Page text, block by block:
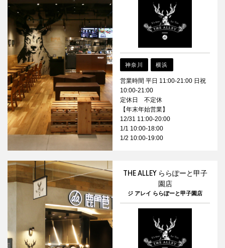
神奈川 横浜
営業時間 平日 11:00-21:00 日祝
10:00-21:00
定休日 不定休
【年末年始営業】
12/31 11:00-20:00
1/1 10:00-18:00
1/2 10:00-19:00
THE ALLEY ららぽーと甲子
園店
ジ アレイ ららぽーと甲子園店